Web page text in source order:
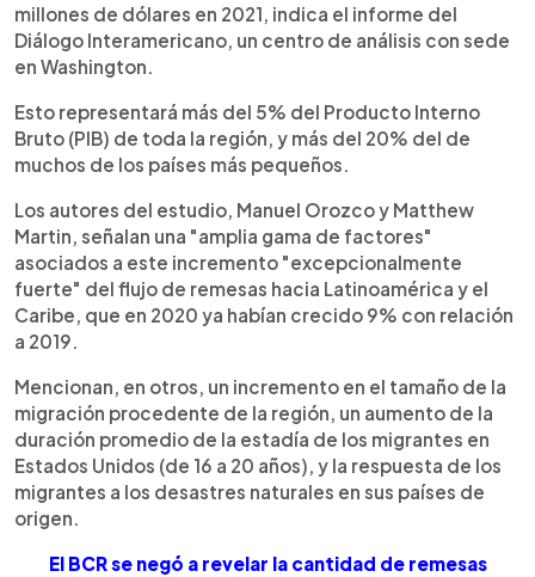
millones de dólares en 2021, indica el informe del
Diálogo Interamericano, un centro de análisis con sede
en Washington.
Esto representará más del 5% del Producto Interno
Bruto (PIB) de toda la región, y más del 20% del de
muchos de los países más pequeños.
Los autores del estudio, Manuel Orozco y Matthew
Martin, señalan una "amplia gama de factores"
asociados a este incremento "excepcionalmente
fuerte" del flujo de remesas hacia Latinoamérica y el
Caribe, que en 2020 ya habían crecido 9% con relación
a 2019.
Mencionan, en otros, un incremento en el tamaño de la
migración procedente de la región, un aumento de la
duración promedio de la estadía de los migrantes en
Estados Unidos (de 16 a 20 años), y la respuesta de los
migrantes a los desastres naturales en sus países de
origen.
El BCR se negó a revelar la cantidad de remesas